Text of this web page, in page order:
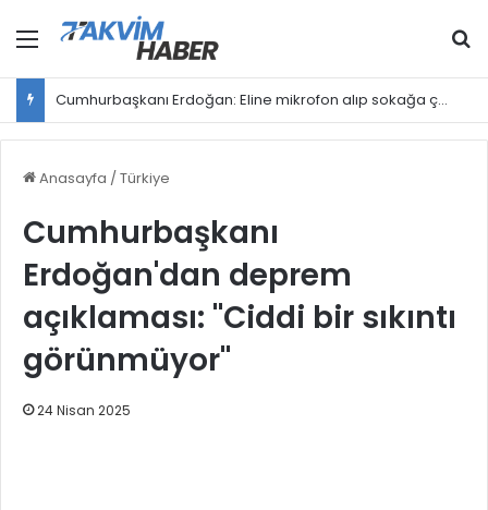
Menü
Cumhurbaşkanı Erdoğan: Eline mikrofon alıp sokağa çıkan herkes gazeteci değildir
Anasayfa / Türkiye
Cumhurbaşkanı
Erdoğan'dan deprem
açıklaması: "Ciddi bir sıkıntı
görünmüyor"
24 Nisan 2025